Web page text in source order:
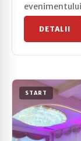
DETALII
START